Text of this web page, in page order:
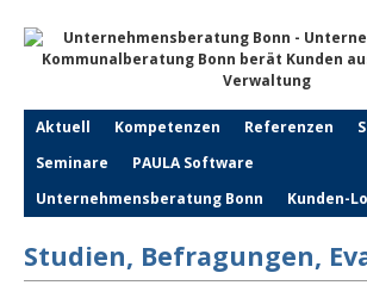
Aktuell Kompetenzen Referenzen
Seminare
PAULA Software
Unternehmensberatung Bonn
Kunden-
Studien, Befragungen,